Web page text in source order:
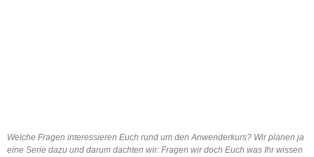
Welche Fragen interessieren Euch rund um den Anwenderkurs? Wir planen ja
eine Serie dazu und darum dachten wir: Fragen wir doch Euch was Ihr wissen